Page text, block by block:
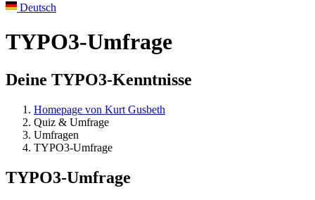
Deutsch
TYPO3-Umfrage
Deine TYPO3-Kenntnisse
Homepage von Kurt Gusbeth
Quiz & Umfrage
Umfragen
TYPO3-Umfrage
TYPO3-Umfrage